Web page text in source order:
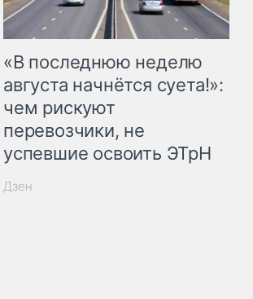
«В последнюю неделю
августа начнётся суета!»:
чем рискуют
перевозчики, не
успевшие освоить ЭТрН
Дзен